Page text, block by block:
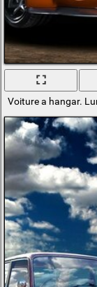
Voiture a hangar.